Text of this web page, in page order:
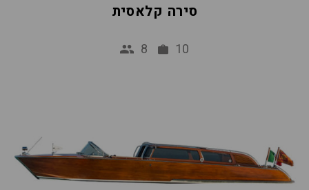
סירה קלאסית
8 10